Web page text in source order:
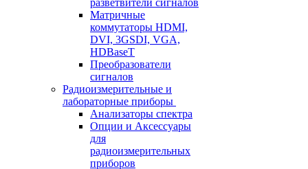
разветвители сигналов
Матричные
коммутаторы HDMI,
DVI, 3GSDI, VGA,
HDBaseT
Преобразователи
сигналов
Радиоизмерительные и
лабораторные приборы
Анализаторы спектра
Опции и Аксессуары
для
радиоизмерительных
приборов